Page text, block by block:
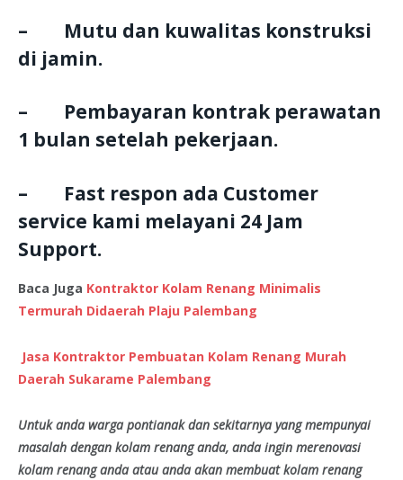
– Mutu dan kuwalitas konstruksi
di jamin.
– Pembayaran kontrak perawatan
1 bulan setelah pekerjaan.
– Fast respon ada Customer
service kami melayani 24 Jam
Support.
Baca Juga Kontraktor Kolam Renang Minimalis
Termurah Didaerah Plaju Palembang
Jasa Kontraktor Pembuatan Kolam Renang Murah
Daerah Sukarame Palembang
Untuk anda warga pontianak dan sekitarnya yang mempunyai
masalah dengan kolam renang anda, anda ingin merenovasi
kolam renang anda atau anda akan membuat kolam renang